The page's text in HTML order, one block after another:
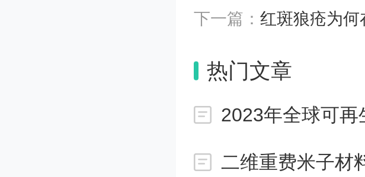
从而提供了纠正错
子比特，然后让它
这一过程。
下一篇： 红斑狼疮为何在
热门文章
2023年全球可
二维重费米子材